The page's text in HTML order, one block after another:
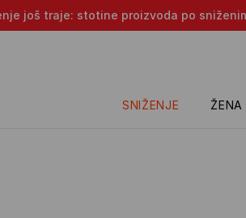
još traje: stotine proizvoda po
SNIŽENJE ŽENA